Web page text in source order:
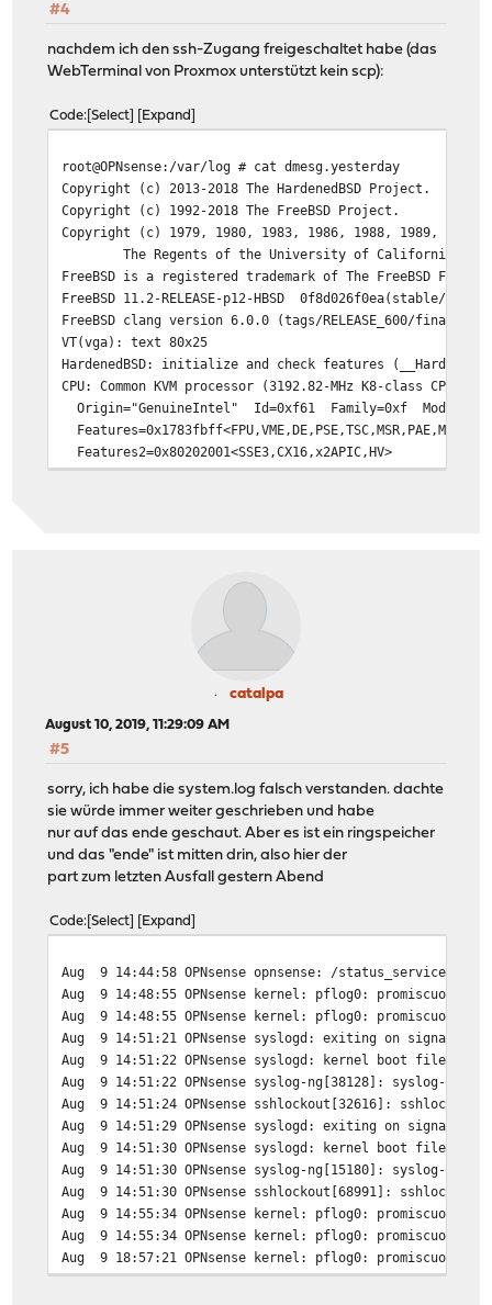
#4
nachdem ich den ssh-Zugang freigeschaltet habe (das
WebTerminal von Proxmox unterstützt kein scp):
Code Select Expand
root@OPNsense:/var/log # cat dmesg.yesterday
Copyright (c) 2013-2018 The HardenedBSD Project.
Copyright (c) 1992-2018 The FreeBSD Project.
Copyright (c) 1979, 1980, 1983, 1986, 1988, 1989, 1991,
The Regents of the University of California. All
FreeBSD is a registered trademark of The FreeBSD
FreeBSD 11.2-RELEASE-p12-HBSD 0f8d026f0ea(stable/19.7)
FreeBSD clang version 6.0.0 (tags/RELEASE_600/final
VT(vga): text 80x25
HardenedBSD: initialize and check features
CPU: Common KVM processor (3192.82-MHz K8-class CPU)
Origin="GenuineIntel" Id=0xf61 Family=0xf
Features2=0x80202001<SSE3,CX16,x2APIC,HV>
Event timer "LAPIC" quality 100
ACPI APIC Table: <BOCHS BXPCAPIC>
FreeBSD/SMP: Multiprocessor System Detected: 2 CPUs
FreeBSD/SMP: 1 package(s) x 2 core(s)
ioapic0 <Version 1.1> irqs 0-23 on motherboard
SMP: AP CPU #1 Launched!
random: entropy device external interface
wlan: mac acl policy registered
000.000017 [4213] netmap_init netmap:
module_register_init: MOD_LOAD (vesa,
kbd1 at kbdmux0
nexus0
vtvga0: <VT VGA driver> on motherboard
cryptosoft0: <software crypto> on motherboard
acpi0: Power Button (fixed)
cpu0: <ACPI CPU> on acpi0
atrtc0: <AT realtime clock> port 0x70-0x71,0x72-0x77
atrtc0: registered as a time-of-day clock, resolution
Event timer "RTC" frequency 32768 Hz quality 0
hpet0: <High Precision Event Timer> iomem 0xfed00000-
Timecounter "HPET" frequency 100000000 Hz quality 950
Timecounter "ACPI-fast" frequency 3579545 Hz quality 900
acpi_timer0: <24-bit timer at 3.579545MHz> port 0x608-
pcib0: <ACPI Host-PCI bridge> port 0xcf8-0xcff on acpi0
pci0: <ACPI PCI bus> on pcib0
isab0: <PCI-ISA bridge> at device 1.0 on pci0
isa0: <ISA bus> on isab0
atapci0: <Intel PIIX3 WDMA2 controller> port 0x1f0-
ata0: <ATA channel> at channel 0 on atapci0
ata1: <ATA channel> at channel 1 on atapci0
catalpa
August 10, 2019, 11:29:09 AM
#5
sorry, ich habe die system.log falsch verstanden. dachte
sie würde immer weiter geschrieben und habe
nur auf das ende geschaut. Aber es ist ein ringspeicher
und das "ende" ist mitten drin, also hier der
part zum letzten Ausfall gestern Abend
Code Select Expand
Aug 9 14:44:58 OPNsense opnsense: /
Aug 9 14:48:55 OPNsense kernel: pflog0: promiscuous
Aug 9 14:48:55 OPNsense kernel: pflog0: promiscuous
Aug 9 14:51:21 OPNsense syslogd: exiting on signal 15
Aug 9 14:51:22 OPNsense syslogd: kernel boot file is /
Aug 9 14:51:22 OPNsense syslog-ng[38128]: syslog-ng
Aug 9 14:51:24 OPNsense sshlockout[32616]:
Aug 9 14:51:29 OPNsense syslogd: exiting on signal 15
Aug 9 14:51:30 OPNsense syslogd: kernel boot file is /
Aug 9 14:51:30 OPNsense syslog-ng[15180]: syslog-ng
Aug 9 14:51:30 OPNsense sshlockout[68991]:
Aug 9 14:55:34 OPNsense kernel: pflog0: promiscuous
Aug 9 14:55:34 OPNsense kernel: pflog0: promiscuous
Aug 9 18:57:21 OPNsense kernel: pflog0: promiscuous